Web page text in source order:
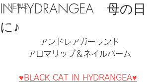
NEWS
IN HYDRANGEA 母の日
に♪
アンドレアガーランド
アロマリップ＆ネイルバーム
♥BLACK CAT IN HYDRANGEA♥